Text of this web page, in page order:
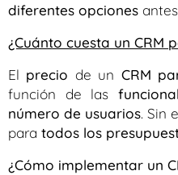
diferentes opciones
¿Cuánto cuesta un CRM
El precio de un CRM
función de las
número de usuarios. Sin
para todos los
¿Cómo implementar un